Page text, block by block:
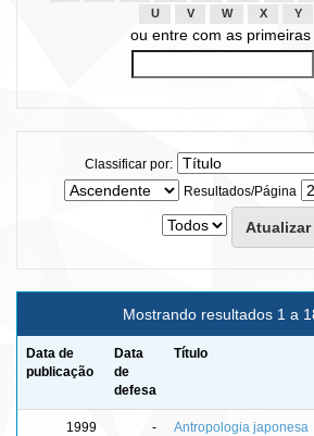
U
V W X Y
ou entre com as primeiras
Classificar por:
Resultados/Página
Mostrando resultados 1 a
Data de
publicação
Data
de
defesa
Título
1999 -
Antropologia japonesa